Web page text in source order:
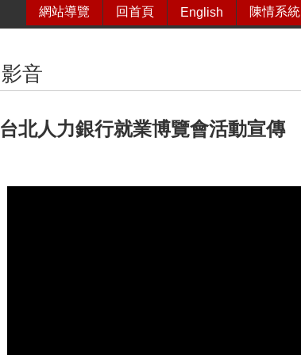
網站導覽 回首頁 English 陳情系統
影音
台北人力銀行就業博覽會活動宣傳